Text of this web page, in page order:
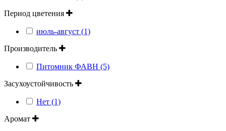
Период цветения
июль-август (1)
Производитель
Питомник ФАВН (5)
Засухоустойчивость
Нет (1)
Аромат